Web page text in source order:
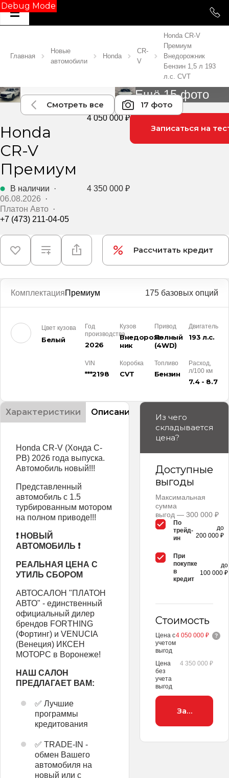
Debug Mode
Главная
Новые
автомобили
Honda
CR-
V
Honda CR-V
Премиум
Внедорожник
Бензин 1,5 л 193
л.с. CVT
Смотреть все 17 фото
Ещё 15 фото
Honda
CR-V
Премиум
4 050 000 ₽
В наличии ·
06.08.2026 ·
Платон Авто ·
+7 (473) 211-04-05
4 350 000 ₽
Записаться на
Рассчитать кредит
КомплектацияПремиум 175 базовых опций
Цвет кузова
Белый
Год
производства
2026
Кузов
Внедорож­
ник
Привод
Полный
(4WD)
Двигатель
193 л.с.
VIN
***2198
Коробка
CVT
Топливо
Бензин
Расход,
л/100 км
7.4 - 8.7
Характеристики Описание
Honda CR-V (Хонда С-
РВ) 2026 года выпуска.
Автомобиль новый!!!
Представленный
автомобиль с 1.5
турбированным мотором
на полном приводе!!!
❗ НОВЫЙ
АВТОМОБИЛЬ ❗
РЕАЛЬНАЯ ЦЕНА С
УТИЛЬ СБОРОМ
АВТОСАЛОН "ПЛАТОН
АВТО" - единственный
официальный дилер
брендов FORTHING
(Фортинг) и VENUCIA
(Венеция) ИКСЕН
МОТОРС в Воронеже!
НАШ САЛОН
ПРЕДЛАГАЕТ ВАМ:
✅ Лучшие
программы
кредитования
✅ TRADE-IN -
обмен Вашего
автомобиля на
новый или с
Из чего
складывается
цена?
Доступные
выгоды
Максимальная
сумма
выгод — 300 000 ₽
По
трейд-
ин
до
200 000 ₽
При
покупке
в
кредит
до
100 000 ₽
Стоимость
Цена с
учетом
выгод
4 050 000 ₽
Цена
без
учета
выгод
4 350 000 ₽